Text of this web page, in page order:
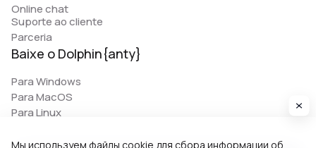
Online chat
Suporte ao cliente
Parceria
Baixe o Dolphin{anty}
Para Windows
Para MacOS
Para Linux
Мы используем файлы cookie для сбора информации об